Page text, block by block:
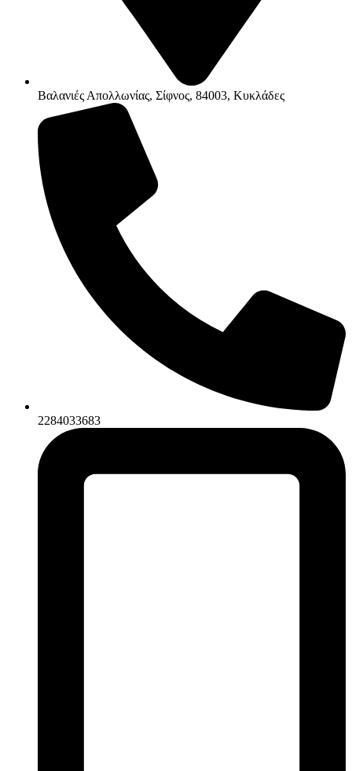
Βαλανιές Απολλωνίας, Σίφνος, 84003, Κυκλάδες
2284033683